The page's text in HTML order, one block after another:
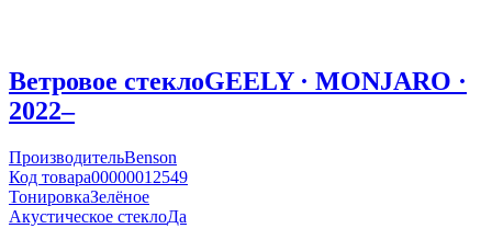
Ветровое стеклоGEELY · MONJARO ·
2022–
ПроизводительBenson
Код товара00000012549
ТонировкаЗелёное
Акустическое стеклоДа